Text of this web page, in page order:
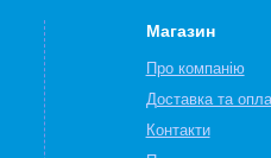
Магазин
Про компанію
Доставка та
Контакти